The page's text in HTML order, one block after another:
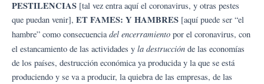
PESTILENCIAS [tal vez entra aquí el coronavirus, y otras pestes
que puedan venir], ET FAMES: Y HAMBRES [aquí puede ser “el
hambre” como consecuenciadel encerramiento por el coronavirus, con
el estancamiento de las actividades y la destrucción de las economías
de los países, destrucción económica ya producida y la que se está
produciendo y se va a producir, la quiebra de las empresas, de las